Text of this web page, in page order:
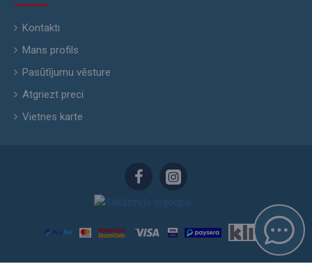
Kontakti
Mans profils
Pasūtījumu vēsture
Atgriezt preci
Vietnes karte